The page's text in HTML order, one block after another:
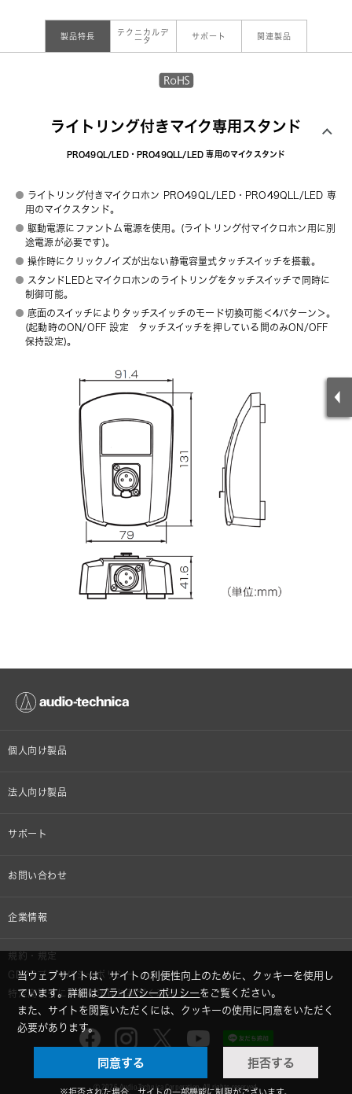
製品特長
テクニカルデ
ータ
サポート 関連製品
ライトリング付きマイク専用スタンド
PRO49QL/LED・PRO49QLL/LED 専用のマイクスタンド
ライトリング付きマイクロホン PRO49QL/LED・PRO49QLL/LED 専
用のマイクスタンド。
駆動電源にファントム電源を使用。(ライトリング付マイクロホン用に別
途電源が必要です)。
操作時にクリックノイズが出ない静電容量式タッチスイッチを搭載。
スタンドLEDとマイクロホンのライトリングをタッチスイッチで同時に
制御可能。
底面のスイッチによりタッチスイッチのモード切換可能＜4パターン＞。
(起動時のON/OFF 設定 タッチスイッチを押している間のみON/OFF
保持設定)。
個人向け製品
オンラインストア限定
車載製品
部品/付属品
法人向け製品
設備音響機器
半導体レーザー応用製品
サポート
個人向け製品サポート
お問い合わせ
その他、メディア 取材関連等のお問い合わせ
企業情報
株式会社オーディオテクニカ
採用情報
GLOBAL-オーディオテクニカ
audio-technica MIMIO
規約・規定
GDPRプライバシーポリシー
特定商取引に関する法律に基づく表示
© 2026 Audio-Technica Corporation. All rights reserved.
当ウェブサイトは、サイトの利便性向上のために、クッキーを使用し
ています。詳細はプライバシーポリシーをご覧ください。
また、サイトを閲覧いただくには、クッキーの使用に同意をいただく
必要があります。
同意する 拒否する